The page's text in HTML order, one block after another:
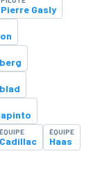
Pierre Gasly
ÉQUIPE
Cadillac
ÉQUIPE
Haas